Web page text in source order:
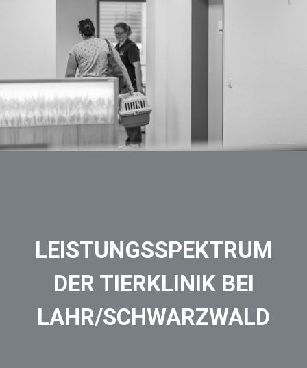
LEISTUNGSSPEKTRUM
DER TIERKLINIK BEI
LAHR/SCHWARZWALD